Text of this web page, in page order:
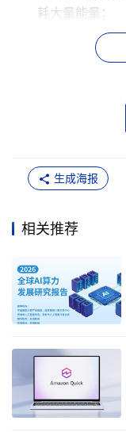
耗大量能量；
分支预测成本
支预测”逻辑
这些问题在边缘计
破冯·诺依曼架构
键。
架构核心：用空
E1处理器的核心创
芯片上进行“空间
计包括：
计算单元阵列
列，每个单元
等非必要功能
生成海报
相关推荐